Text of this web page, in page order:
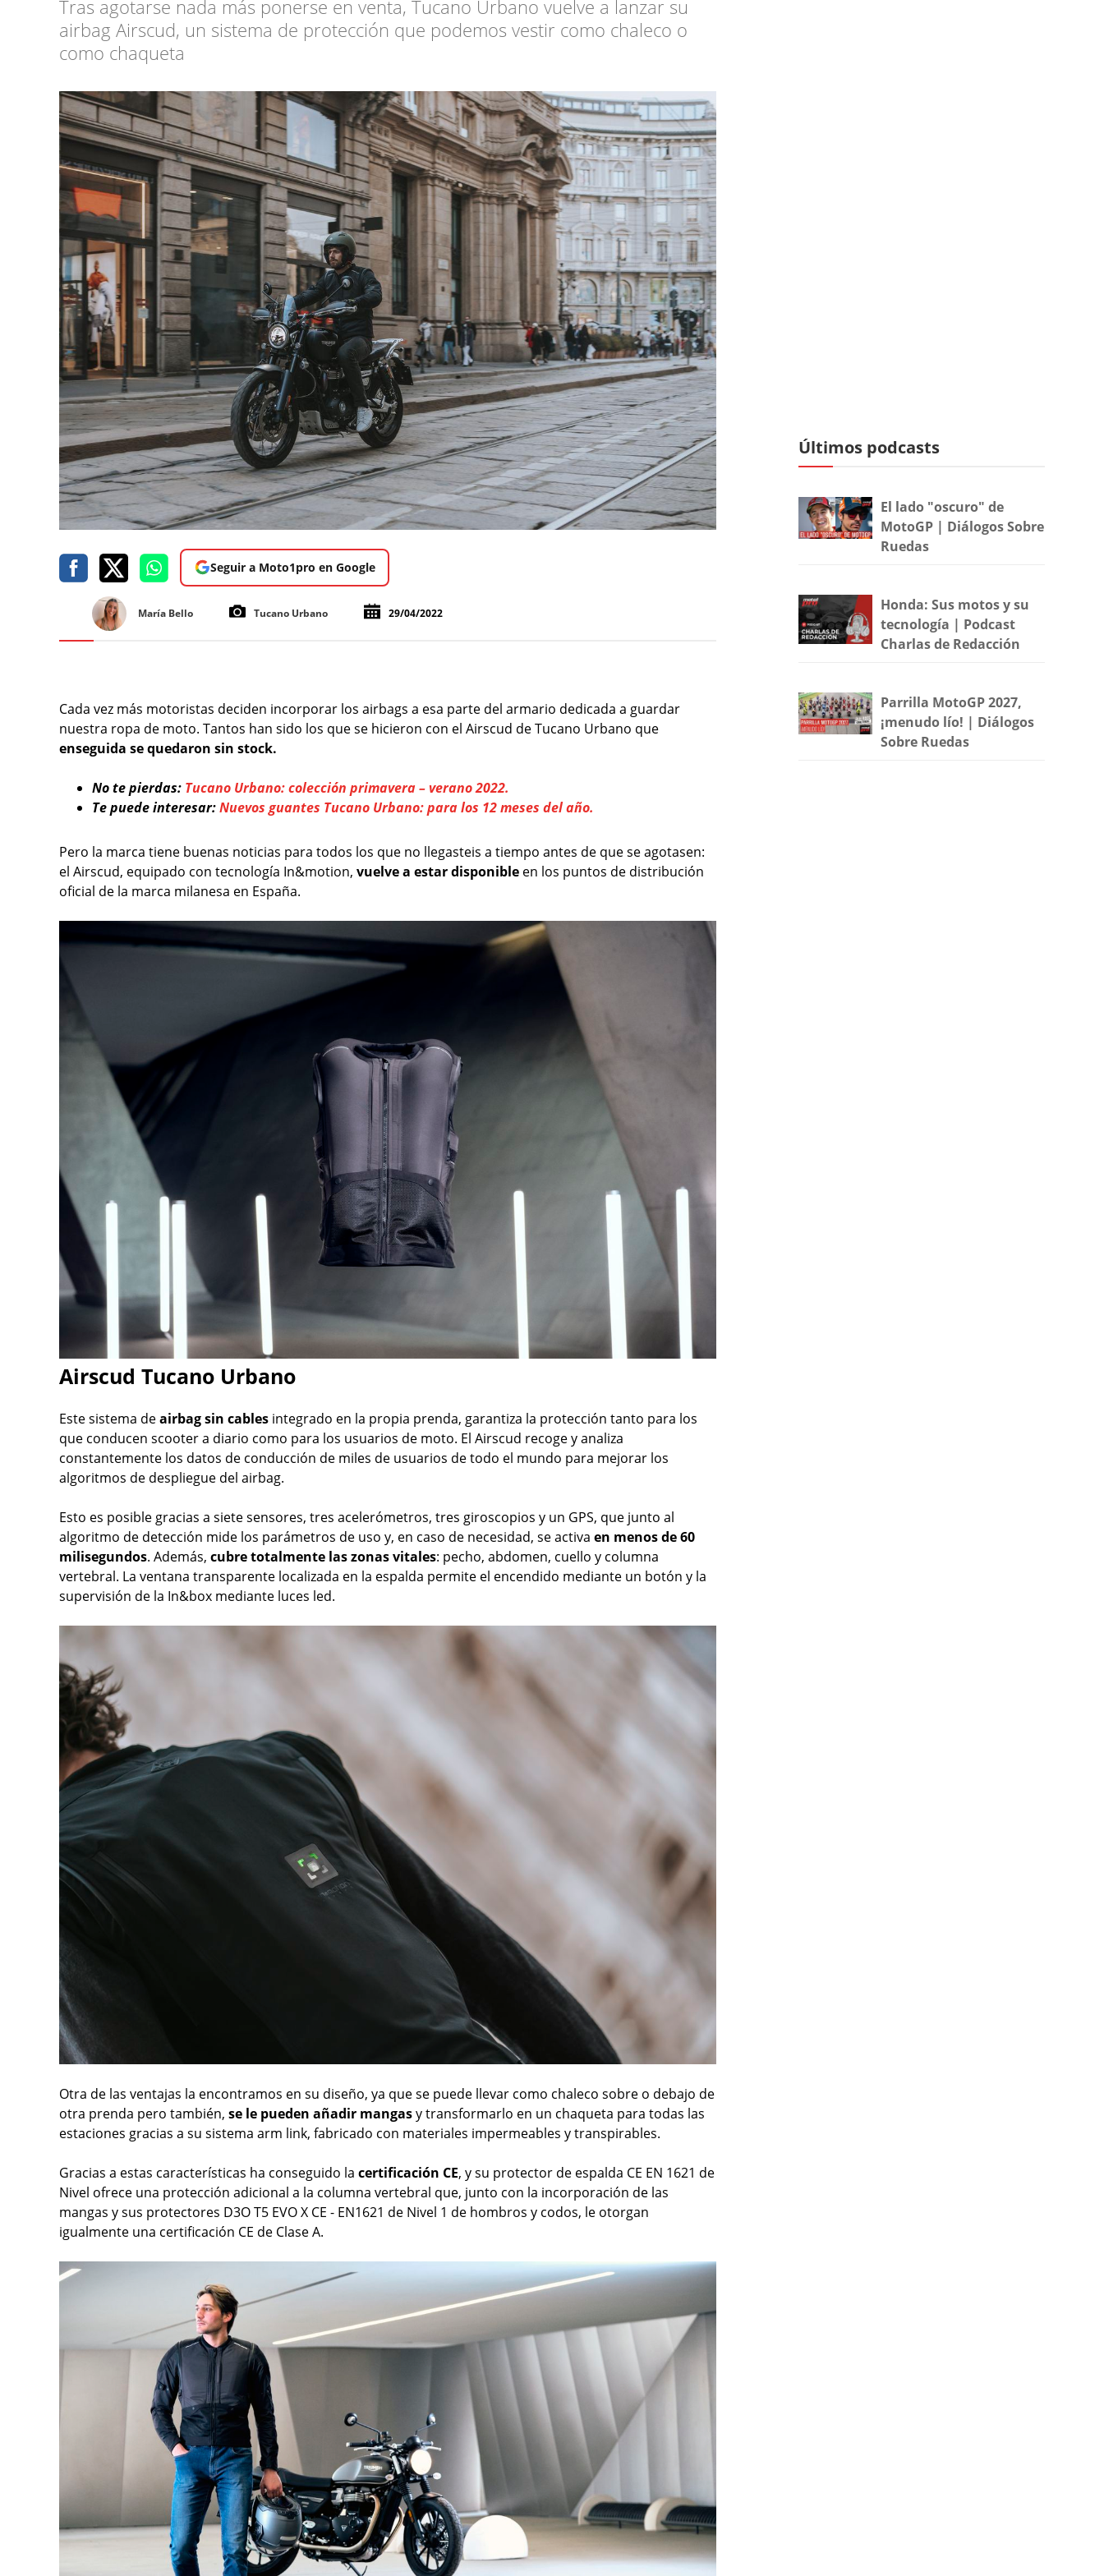
Tras agotarse nada más ponerse en venta, Tucano Urbano vuelve a lanzar su
airbag Airscud, un sistema de protección que podemos vestir como chaleco o
como chaqueta
Seguir a Moto1pro en Google
María Bello Tucano Urbano 29/04/2022
Cada vez más motoristas deciden incorporar los airbags a esa parte del armario dedicada a guardar
nuestra ropa de moto. Tantos han sido los que se hicieron con el Airscud de Tucano Urbano que
enseguida se quedaron sin stock.
No te pierdas: Tucano Urbano: colección primavera – verano 2022.
Te puede interesar:Nuevos guantes Tucano Urbano: para los 12 meses del año.
Pero la marca tiene buenas noticias para todos los que no llegasteis a tiempo antes de que se agotasen:
el Airscud, equipado con tecnología In&motion, vuelve a estar disponible en los puntos de distribución
oficial de la marca milanesa en España.
Airscud Tucano Urbano
Este sistema deairbag sin cables integrado en la propia prenda, garantiza la protección tanto para los
que conducen scooter a diario como para los usuarios de moto. El Airscud recoge y analiza
constantemente los datos de conducción de miles de usuarios de todo el mundo para mejorar los
algoritmos de despliegue del airbag.
Esto es posible gracias a siete sensores, tres acelerómetros, tres giroscopios y un GPS, que junto al
algoritmo de detección mide los parámetros de uso y, en caso de necesidad, se activa en menos de 60
milisegundos. Además, cubre totalmente las zonas vitales: pecho, abdomen, cuello y columna
vertebral. La ventana transparente localizada en la espalda permite el encendido mediante un botón y la
supervisión de la In&box mediante luces led.
Otra de las ventajas la encontramos en su diseño, ya que se puede llevar como chaleco sobre o debajo de
otra prenda pero también, se le pueden añadir mangasy transformarlo en un chaqueta para todas las
estaciones gracias a su sistema arm link, fabricado con materiales impermeables y transpirables.
Gracias a estas características ha conseguido la certificación CE, y su protector de espalda CE EN 1621 de
Nivel ofrece una protección adicional a la columna vertebral que, junto con la incorporación de las
mangas y sus protectores D3O T5 EVO X CE - EN1621 de Nivel 1 de hombros y codos, le otorgan
igualmente una certificación CE de Clase A.
Últimos podcasts
El lado "oscuro" de
MotoGP | Diálogos Sobre
Ruedas
Honda: Sus motos y su
tecnología | Podcast
Charlas de Redacción
Parrilla MotoGP 2027,
¡menudo lío! | Diálogos
Sobre Ruedas